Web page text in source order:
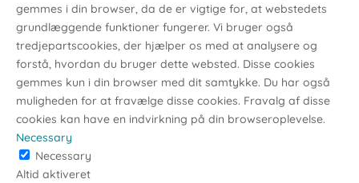
gemmes i din browser, da de er vigtige for, at webstedets
grundlæggende funktioner fungerer. Vi bruger også
tredjepartscookies, der hjælper os med at analysere og
forstå, hvordan du bruger dette websted. Disse cookies
gemmes kun i din browser med dit samtykke. Du har også
muligheden for at fravælge disse cookies. Fravalg af disse
cookies kan have en indvirkning på din browseroplevelse.
Necessary
Necessary
Altid aktiveret